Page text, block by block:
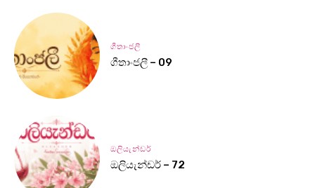
ගීතාංජලී
ගීතාංජලී – 09
ඔලියැන්ඩර්
ඔලියැන්ඩර් – 72